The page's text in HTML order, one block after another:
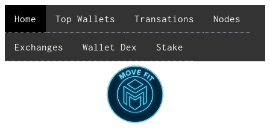
Home Top Wallets Transations Nodes
Exchanges Wallet Dex Stake